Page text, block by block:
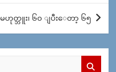
ဟုတ္ဘူး၊ ၆၀ ျပီးေတာ့ ၆၅